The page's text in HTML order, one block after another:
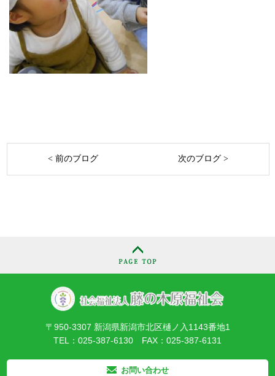
< 前のブログ 次のブログ >
〒950-3307 新潟県新潟市北区樋ノ入1143番地1
TEL：025-387-6130 FAX：025-387-6131
お問い合わせ